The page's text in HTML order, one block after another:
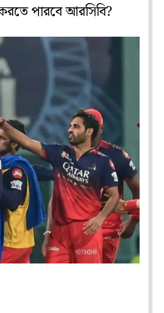
পারবে আরসিবি?